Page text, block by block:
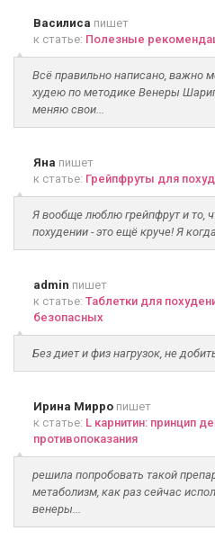
Василиса пишет
к статье: Полезные
Всё правильно написано, важно
худею по методике Венеры
меняю свои...
Яна пишет
к статье: Грейпфруты для
Я вообще люблю грейпфрут и то,
похудении - это ещё круче! Я
admin пишет
к статье: Таблетки для
безопасных
Без диет и физ нагрузок, не
Ирина Мирро пишет
к статье: L карнитин: принцип
противопоказания
решила попробовать такой
метаболизм, как раз сейчас
венеры...